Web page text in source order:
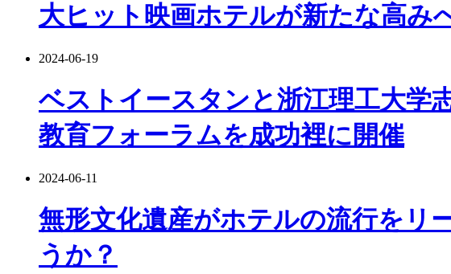
大ヒット映画ホテルが新たな高み
2024-06-19
ベストイースタンと浙江理工大学
教育フォーラムを成功裡に開催
2024-06-11
無形文化遺産がホテルの流行をリ
うか？